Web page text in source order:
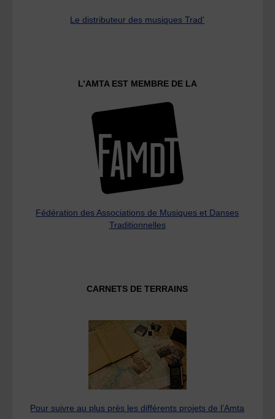
Le distributeur des musiques Trad'
L’AMTA EST MEMBRE DE LA
Fédération des Associations de Musiques et Danses
Traditionnelles
CARNETS DE TERRAINS
Pour suivre au plus près les différents projets de l’Amta